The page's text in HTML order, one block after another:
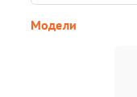
Модели